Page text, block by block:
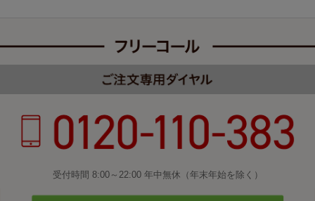
受付時間 8:00～22:00 年中無休（年末年始を除く）